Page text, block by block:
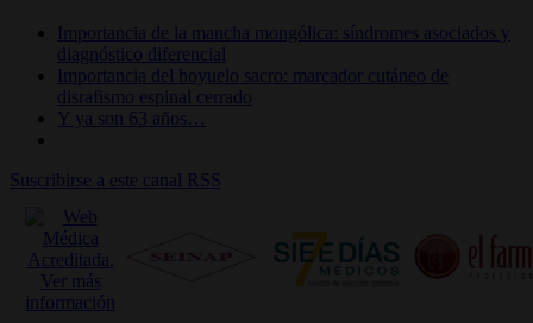
Importancia de la mancha mongólica: síndromes asociados y
diagnóstico diferencial
Importancia del hoyuelo sacro: marcador cutáneo de
disrafismo espinal cerrado
Y ya son 63 años…
Suscribirse a este canal RSS